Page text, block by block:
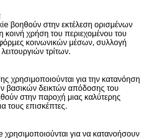
βοηθούν στην εκτέλεση ορισμένων
κοινή χρήση του περιεχομένου του
κοινωνικών μέσων, συλλογή
τρίτων.
χρησιμοποιούνται για την κατανόηση
βασικών δεικτών απόδοσης του
στην παροχή μιας καλύτερης
τους επισκέπτες.
χρησιμοποιούνται για να κατανοήσουν